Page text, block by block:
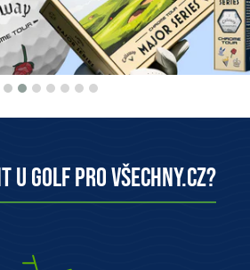
u Golf pro všechny.cz?